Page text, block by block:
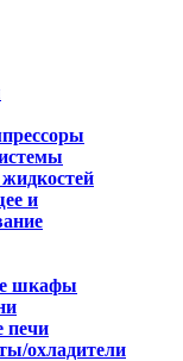
и
шкафы
печи
охладители